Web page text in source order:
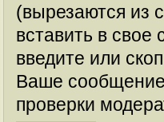
(вырезаются из
вставить в
введите или
Ваше
проверки